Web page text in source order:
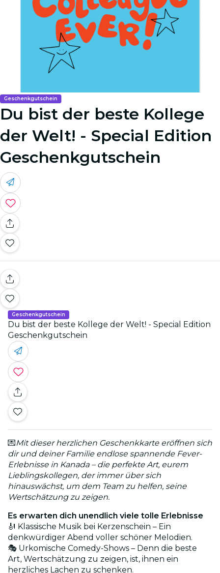
Geschenkgutschein
Du bist der beste Kollege
der Welt! - Special Edition
Geschenkgutschein
Geschenkgutschein
Du bist der beste Kollege der Welt! - Special Edition
Geschenkgutschein
💌Mit dieser herzlichen Geschenkkarte eröffnen sich
dir und deiner Familie endlose spannende Fever-
Erlebnisse in Kanada – die perfekte Art, eurem
Lieblingskollegen, der immer über sich
hinauswächst, um dem Team zu helfen, seine
Wertschätzung zu zeigen.
Es erwarten dich unendlich viele tolle Erlebnisse
🎻 Klassische Musik bei Kerzenschein – Ein
denkwürdiger Abend voller schöner Melodien.
🎭 Urkomische Comedy-Shows – Denn die beste
Art, Wertschätzung zu zeigen, ist, ihnen ein
herzliches Lachen zu schenken.